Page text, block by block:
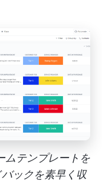
ムテンプレートを
ックを素早く収